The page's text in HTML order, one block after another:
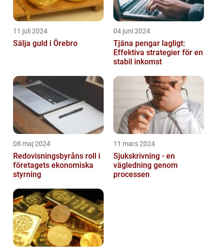
11 juli 2024
Sälja guld i Örebro
04 juni 2024
Tjäna pengar lagligt:
Effektiva strategier för en
stabil inkomst
08 maj 2024
Redovisningsbyråns roll i
företagets ekonomiska
styrning
11 mars 2024
Sjukskrivning - en
vägledning genom
processen